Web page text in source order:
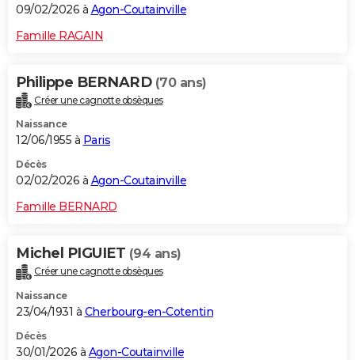
09/02/2026 à Agon-Coutainville
Famille RAGAIN
Philippe BERNARD (70 ans)
Créer une cagnotte obsèques
Naissance
12/06/1955 à Paris
Décès
02/02/2026 à Agon-Coutainville
Famille BERNARD
Michel PIGUIET (94 ans)
Créer une cagnotte obsèques
Naissance
23/04/1931 à Cherbourg-en-Cotentin
Décès
30/01/2026 à Agon-Coutainville